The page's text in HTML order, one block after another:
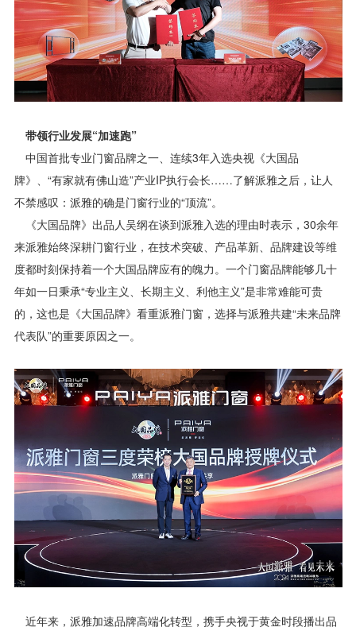
带领行业发展“加速跑”
中国首批专业门窗品牌之一、连续3年入选央视《大国品
牌》、“有家就有佛山造”产业IP执行会长……了解派雅之后，让人
不禁感叹：派雅的确是门窗行业的“顶流”。
《大国品牌》出品人吴纲在谈到派雅入选的理由时表示，30余年
来派雅始终深耕门窗行业，在技术突破、产品革新、品牌建设等维
度都时刻保持着一个大国品牌应有的魄力。一个门窗品牌能够几十
年如一日秉承“专业主义、长期主义、利他主义”是非常难能可贵
的，这也是《大国品牌》看重派雅门窗，选择与派雅共建“未来品牌
代表队”的重要原因之一。
近年来，派雅加速品牌高端化转型，携手央视于黄金时段播出品